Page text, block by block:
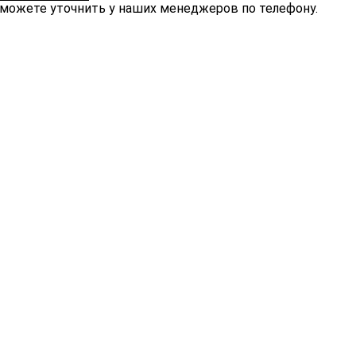
уточнить у наших менеджеров по телефону.